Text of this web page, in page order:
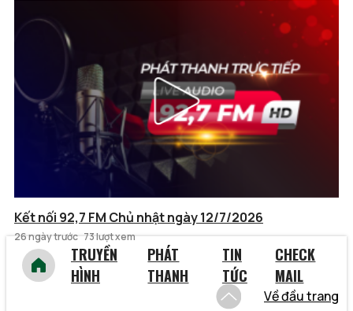
Kết nối 92,7 FM Chủ nhật ngày 12/7/2026
26 ngày trước 73 lượt xem
TRUYỀN
HÌNH
PHÁT
THANH
TIN
TỨC
CHECK
MAIL
Về đầu trang